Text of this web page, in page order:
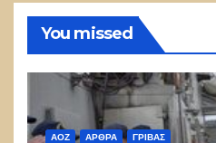
You missed
ΑΟΖ ΑΡΘΡΑ ΓΡΊΒΑΣ